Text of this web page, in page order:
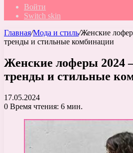
Войти
Switch skin
Главная/Мода и стиль/Женские
тренды и стильные комбинации
Женские лоферы 2024
тренды и стильные
17.05.2024
0 Время чтения: 6 мин.